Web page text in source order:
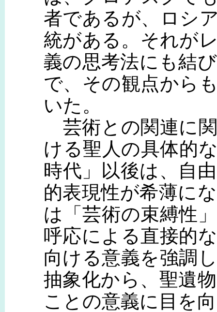
者であるが、ロシ
統がある。それが
義の思考法にも結
で、その観点から
いた。
芸術との関連に
ける聖人の具体的
時代」以後は、自
的表現性が希薄に
は「芸術の束縛性
呼応による直接的
向ける意義を強調
抽象化から、聖遺
ことの意義に目を